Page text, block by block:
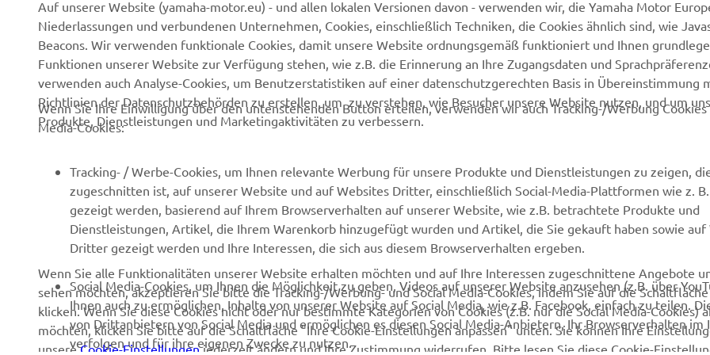
Über uns
Veranstaltungen
Presse
Karriere
Impressum
Menschenrechtsrichtlinie
Grundlegende
Nachhaltigkeitsrichtlinie
Whistleblower-Kanal
NEO's Delivery
Behörden und Polizei
Golfplätze
Robotics
Partnerschaften
Technische Informationen
für Unabhängige
Yamalube
Sicherheitsdatenblatt
Newsletter
Yamaha Music
Yamaha Racing
Media Portal
Mobile Apps
Händler werden
Kontakt aufnehmen
Ersatzteilkatalog
Wartungstermin anfragen
Entsorgung von
Altbatterien
Auf unserer Website (yamaha-motor.eu) - und allen lokalen Versionen davon - verwenden wir, die Yamaha Motor
Niederlassungen und verbundenen Unternehmen, Cookies, einschließlich Techniken, die Cookies ähnlich sind, wie
Beacons. Wir verwenden funktionale Cookies, damit unsere Website ordnungsgemäß funktioniert und Ihnen
Funktionen unserer Website zur Verfügung stehen, wie z.B. die Erinnerung an Ihre Zugangsdaten und
verwenden auch Analyse-Cookies, um Benutzerstatistiken auf einer datenschutzgerechten Basis in Übereinstimmung
Richtlinien der Datenschutzbehörden zu erstellen, um zu verstehen, wie Besucher unsere Website nutzen, und um
Produkte, Dienstleistungen und Marketingaktivitäten zu verbessern.
Wenn Sie Ihre Einwilligung über den untenstehenden Button erteilen, verwenden wir auch Tracking-/Werbung Cookies
Media-Cookies:
Tracking- / Werbe-Cookies, um Ihnen relevante Werbung für unsere Produkte und Dienstleistungen zu zeigen,
zugeschnitten ist, auf unserer Website und auf Websites Dritter, einschließlich Social-Media-Plattformen wie z. B.
gezeigt werden, basierend auf Ihrem Browserverhalten auf unserer Website, wie z.B. betrachtete Produkte und
Dienstleistungen, Artikel, die Ihrem Warenkorb hinzugefügt wurden und Artikel, die Sie gekauft haben sowie auf
Dritter gezeigt werden und Ihre Interessen, die sich aus diesem Browserverhalten ergeben.
Social Media-Cookies, um Ihnen die Möglichkeit zu geben, Videos auf unserer Website anzusehen (z.B. über
Ihnen auch zu ermöglichen, Inhalte von unserer Website auf Social Media, wie z.B. Facebook, einfach zu teilen.
von Drittanbietern von Social Media und ermöglichen es diesen Social Media-Anbietern, Ihr Browserverhalten im
verfolgen und für ihre eigenen Zwecke zu nutzen.
Wenn Sie alle Funktionalitäten unserer Website erhalten möchten und auf Ihre Interessen zugeschnittene Angebote
sehen möchten, akzeptieren Sie bitte die Tracking-/Werbung- und Social Media-Cookies, indem Sie auf die
klicken. Wenn Sie diese Cookies nicht oder nur bestimmte Kategorien von Cookies (z.B. nur die Social Media-Cookies)
möchten, klicken Sie bitte auf die Schaltfläche "Ihre Cookie-Einstellungen anpassen" unten. Sie können Ihre
unsereCookie-Einstellungenjederzeit ändern und Ihre Zustimmung widerrufen. Bitte lesen Sie diese Cookie-